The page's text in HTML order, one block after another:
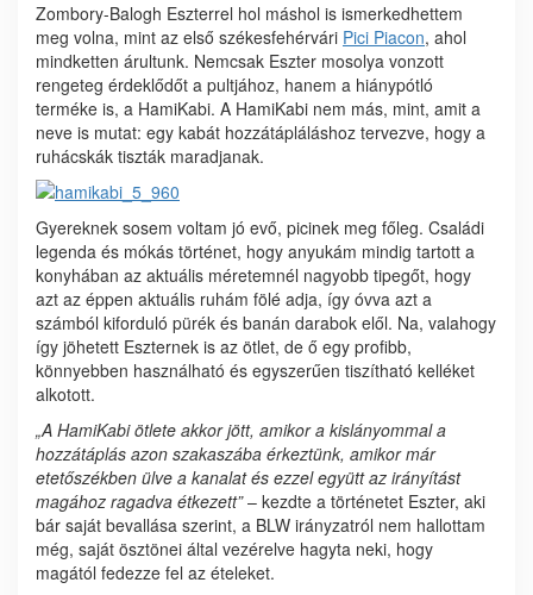
Zombory-Balogh Eszterrel hol máshol is ismerkedhettem
meg volna, mint az első székesfehérvári Pici Piacon, ahol
mindketten árultunk. Nemcsak Eszter mosolya vonzott
rengeteg érdeklődőt a pultjához, hanem a hiánypótló
terméke is, a HamiKabi. A HamiKabi nem más, mint, amit a
neve is mutat: egy kabát hozzátápláláshoz tervezve, hogy a
ruhácskák tiszták maradjanak.
Gyereknek sosem voltam jó evő, picinek meg főleg. Családi
legenda és mókás történet, hogy anyukám mindig tartott a
konyhában az aktuális méretemnél nagyobb tipegőt, hogy
azt az éppen aktuális ruhám fölé adja, így óvva azt a
számból kiforduló pürék és banán darabok elől. Na, valahogy
így jöhetett Eszternek is az ötlet, de ő egy profibb,
könnyebben használható és egyszerűen tiszítható kelléket
alkotott.
„A HamiKabi ötlete akkor jött, amikor a kislányommal a
hozzátáplás azon szakaszába érkeztünk, amikor már
etetőszékben ülve a kanalat és ezzel együtt az irányítást
magához ragadva étkezett”– kezdte a történetet Eszter, aki
bár saját bevallása szerint, a BLW irányzatról nem hallottam
még, saját ösztönei által vezérelve hagyta neki, hogy
magától fedezze fel az ételeket.